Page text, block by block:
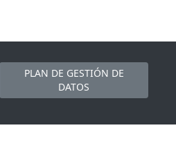
PLAN DE GESTIÓN DE
DATOS